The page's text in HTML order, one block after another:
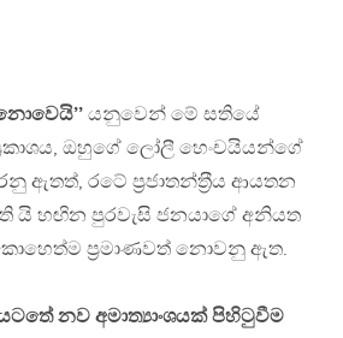
යනුවෙන් මේ සතියේ
ඔහුගේ ලෝලී හෙංචයියන්ගේ
ඇතත්, රටේ ප‍්‍රජාතන්ත‍්‍රීය ආයතන
යි හඟින පුරවැසි ජනයාගේ අනියත
ප‍්‍රමාණවත් නොවනු ඇත.
නව අමාත්‍යාංශයක් පිහිටුවීම